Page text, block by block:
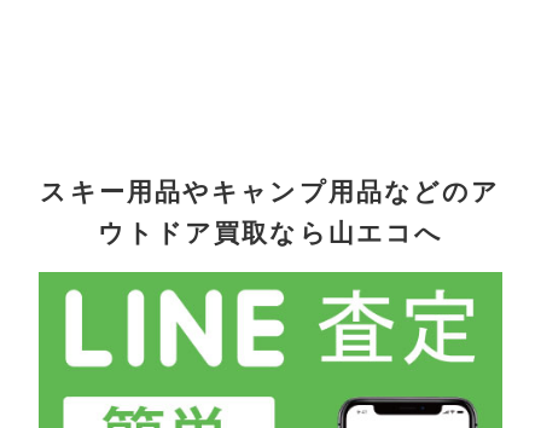
スキー用品やキャンプ用品などのア
ウトドア買取なら山エコへ